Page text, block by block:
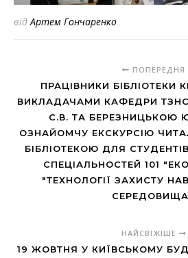
від Артем Гончаренко
ПОПЕРЕДНЯ
ПРАЦІВНИКИ БІБЛІОТЕКИ
ВИКЛАДАЧАМИ КАФЕДРИ
С.В. ТА БЕРЕЗНИЦЬКОЮ
ОЗНАЙОМЧУ ЕКСКУРСІЮ
БІБЛІОТЕКОЮ ДЛЯ
СПЕЦІАЛЬНОСТЕЙ 101
"ТЕХНОЛОГІЇ ЗАХИСТУ
НАЙСВІЖІШЕ
19 ЖОВТНЯ У КИЇВСЬКОМУ